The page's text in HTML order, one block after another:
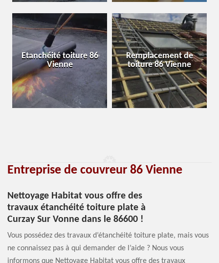
Etanchéité toiture 86
Vienne
Remplacement de
toiture 86 Vienne
Entreprise de couvreur 86 Vienne
Nettoyage Habitat vous offre des
travaux étanchéité toiture plate à
Curzay Sur Vonne dans le 86600 !
Vous possédez des travaux d’étanchéité toiture plate, mais vous
ne connaissez pas à qui demander de l’aide ? Nous vous
informons que Nettoyage Habitat vous offre des travaux